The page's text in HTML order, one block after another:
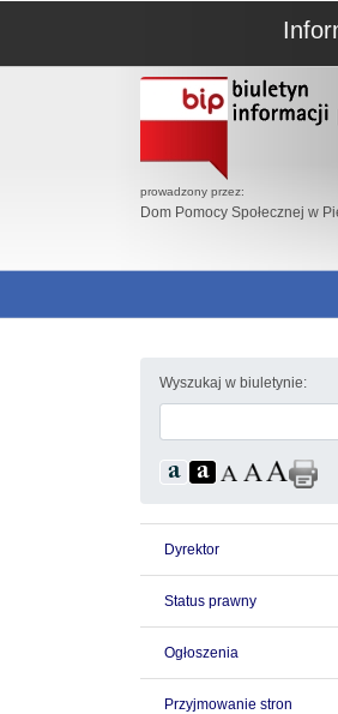
prowadzony przez:
Dom Pomocy Społecznej w
Wyszukaj w biuletynie:
Dyrektor
Status prawny
Ogłoszenia
Przyjmowanie stron